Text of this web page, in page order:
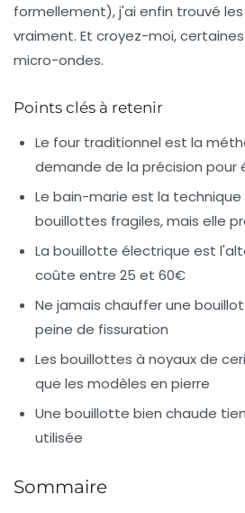
formellement), j'ai enfin trouvé
vraiment. Et croyez-moi,
micro-ondes.
Points clés à retenir
Le four traditionnel est la
demande de la précision pour
Le bain-marie est la technique
bouillottes fragiles, mais elle
La bouillotte électrique est
coûte entre 25 et 60€
Ne jamais chauffer une
peine de fissuration
Les bouillottes à noyaux de
que les modèles en pierre
Une bouillotte bien chaude
utilisée
Sommaire